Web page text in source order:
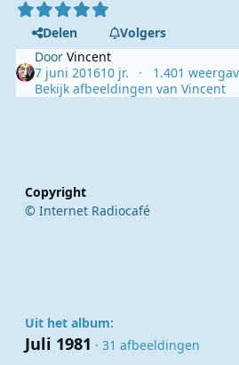
Delen
Volgers
DoorVincent
7 juni 201610 jr.
1.401
Bekijk afbeeldingen van Vincent
Copyright
© Internet Radiocafé
Uit het album:
Juli 1981 · 31 afbeeldingen